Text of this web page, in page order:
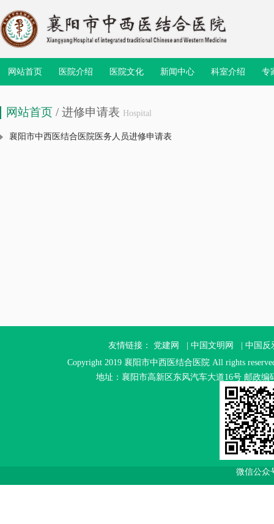
网站首页 医院介绍 医院文化 新闻中心 科室介绍 专
网站首页 / 进修申请表 Hospital
襄阳市中西医结合医院医务人员进修申请表
友情链接： 党建网 中国文明网
中国反
Copyright 2019 襄阳市中西医结合医院 All rights
地址：襄阳市高新区东风汽车大道16号 邮政编
微信